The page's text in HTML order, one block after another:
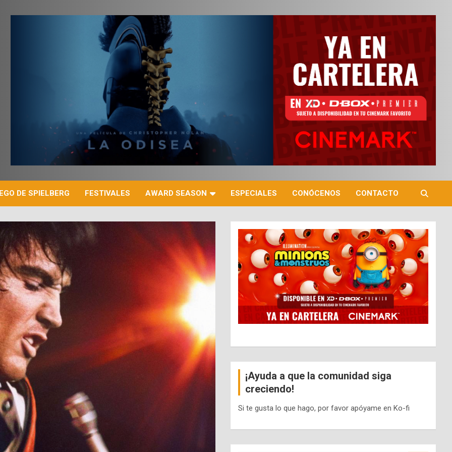
DE SPIELBERG FESTIVALES AWARD SEASON ESPECIALES CONÓCENOS CONTACTO
¡Ayuda a que la comunidad siga
creciendo!
Si te gusta lo que hago, por favor apóyame en Ko-fi